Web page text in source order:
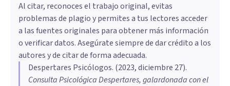
Al citar, reconoces el trabajo original, evitas
problemas de plagio y permites a tus lectores acceder
a las fuentes originales para obtener más información
o verificar datos. Asegúrate siempre de dar crédito a los
autores y de citar de forma adecuada.
Despertares Psicólogos. (2023, diciembre 27).
Consulta Psicológica Despertares, galardonada con el